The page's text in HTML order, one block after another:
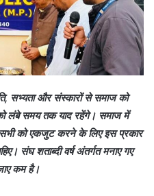
सभ्यता और संस्कारों से समाज को
लंबे समय तक याद रहेंगे। समाज में
सभी को एकजुट करने के लिए इस प्रकार
संघ शताब्दी वर्ष अंतर्गत मनाए गए
कम है।